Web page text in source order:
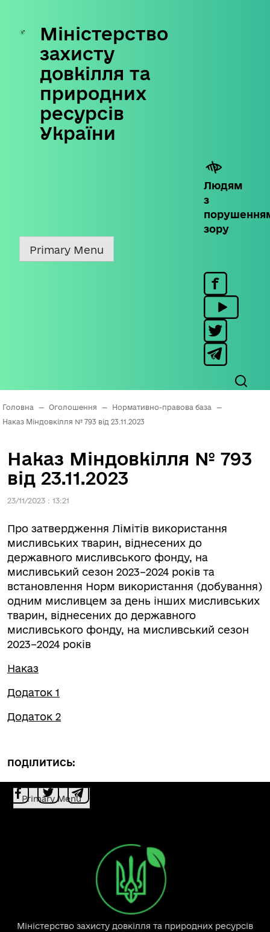
Skip
content
Міністерство
захисту
довкілля та
природних
ресурсів
України
Людям
з
зору
Primary Menu
Головна — Оголошення — Нормативно-правова база
—
Наказ Міндовкілля № 793 від 23.11.2023
Наказ Міндовкілля № 793
від 23.11.2023
23/11/2023 : 13:21
Про затвердження Лімітів використання
мисливських тварин, віднесених до
державного мисливського фонду, на
мисливський сезон 2023–2024 років та
встановлення Норм використання (добування)
одним мисливцем за день інших мисливських
тварин, віднесених до державного
мисливського фонду, на мисливський сезон
2023–2024 років
Наказ
Додаток 1
Додаток 2
ПОДІЛИТИСЬ:
Primary Menu
Міністерство захисту довкілля та природних ресурсів